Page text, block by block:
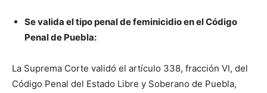
Se valida el tipo penal de feminicidio en el Código
Penal de Puebla:
La Suprema Corte validó el artículo 338, fracción VI, del
Código Penal del Estado Libre y Soberano de Puebla,